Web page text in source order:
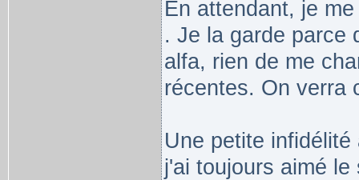
En attendant, je
. Je la garde parce
alfa, rien de me
récentes. On verra
Une petite
j'ai toujours aimé